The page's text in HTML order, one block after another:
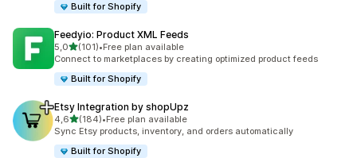
Built for Shopify
Feedyio: Product XML Feeds
5,0/ 5 tähteä
(101)
101 arvostelua yhteensä
•Free plan available
Connect to marketplaces by creating optimized product feeds
Built for Shopify
Etsy Integration by shopUpz
4,6/ 5 tähteä
(184)
184 arvostelua yhteensä
•Free plan available
Sync Etsy products, inventory, and orders automatically
Built for Shopify